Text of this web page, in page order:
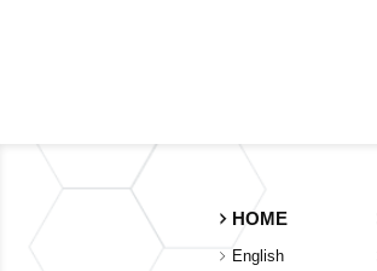
HOME
English